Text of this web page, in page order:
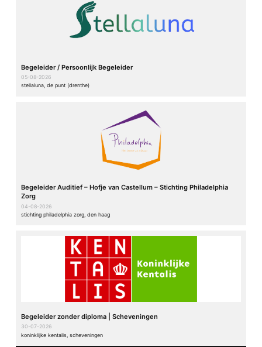
Begeleider / Persoonlijk Begeleider
05-08-2026
stellaluna, de punt (drenthe)
Begeleider Auditief – Hofje van Castellum – Stichting Philadelphia
Zorg
04-08-2026
stichting philadelphia zorg, den haag
Begeleider zonder diploma | Scheveningen
30-07-2026
koninklijke kentalis, scheveningen